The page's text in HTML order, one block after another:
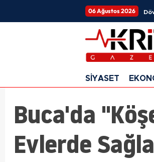
06 Ağustos 2026
SİYASET
Buca'da
Evlerde